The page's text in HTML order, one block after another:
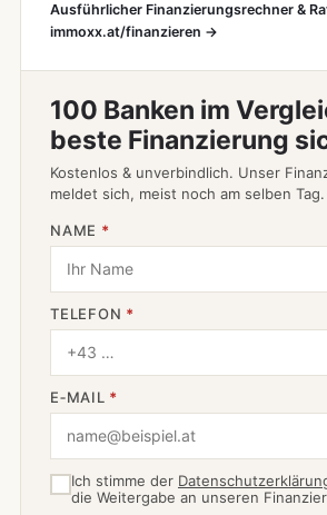
Ausführlicher Finanzierungsrechner &
immoxx.at/finanzieren →
100 Banken im
beste Finanzierung
Kostenlos & unverbindlich. Unser
meldet sich, meist noch am selben Tag.
NAME *
TELEFON *
E‑MAIL *
Ich stimme der
die Weitergabe an unseren